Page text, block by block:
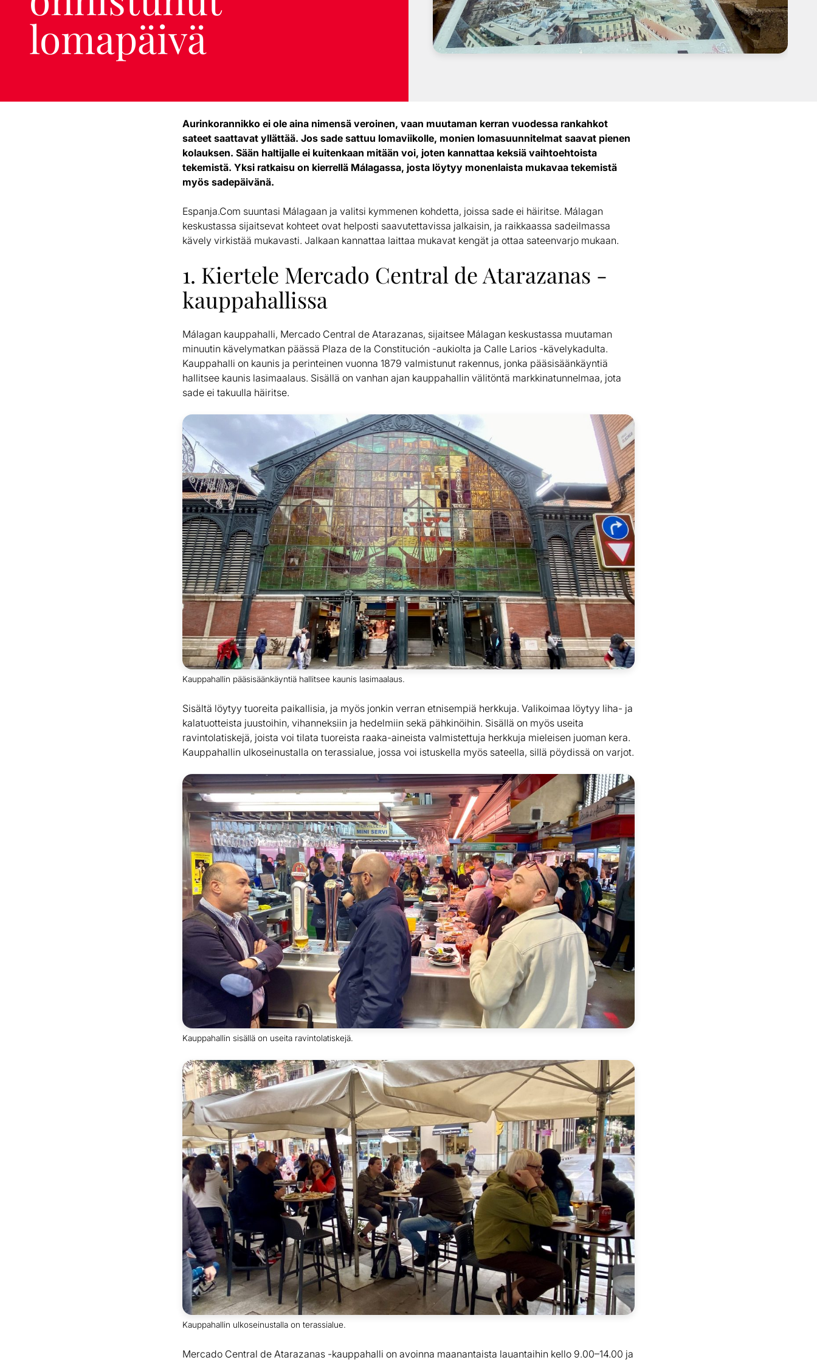
lomapäivä
Aurinkorannikko ei ole aina nimensä veroinen, vaan muutaman kerran vuodessa rankahkot
sateet saattavat yllättää. Jos sade sattuu lomaviikolle, monien lomasuunnitelmat saavat pienen
kolauksen. Sään haltijalle ei kuitenkaan mitään voi, joten kannattaa keksiä vaihtoehtoista
tekemistä. Yksi ratkaisu on kierrellä Málagassa, josta löytyy monenlaista mukavaa tekemistä
myös sadepäivänä.
Espanja.Com suuntasi Málagaan ja valitsi kymmenen kohdetta, joissa sade ei häiritse. Málagan
keskustassa sijaitsevat kohteet ovat helposti saavutettavissa jalkaisin, ja raikkaassa sadeilmassa
kävely virkistää mukavasti. Jalkaan kannattaa laittaa mukavat kengät ja ottaa sateenvarjo mukaan.
1. Kiertele Mercado Central de Atarazanas -
kauppahallissa
Málagan kauppahalli, Mercado Central de Atarazanas, sijaitsee Málagan keskustassa muutaman
minuutin kävelymatkan päässä Plaza de la Constitución -aukiolta ja Calle Larios -kävelykadulta.
Kauppahalli on kaunis ja perinteinen vuonna 1879 valmistunut rakennus, jonka pääsisäänkäyntiä
hallitsee kaunis lasimaalaus. Sisällä on vanhan ajan kauppahallin välitöntä markkinatunnelmaa, jota
sade ei takuulla häiritse.
Kauppahallin pääsisäänkäyntiä hallitsee kaunis lasimaalaus.
Sisältä löytyy tuoreita paikallisia, ja myös jonkin verran etnisempiä herkkuja. Valikoimaa löytyy liha- ja
kalatuotteista juustoihin, vihanneksiin ja hedelmiin sekä pähkinöihin. Sisällä on myös useita
ravintolatiskejä, joista voi tilata tuoreista raaka-aineista valmistettuja herkkuja mieleisen juoman kera.
Kauppahallin ulkoseinustalla on terassialue, jossa voi istuskella myös sateella, sillä pöydissä on varjot.
Kauppahallin sisällä on useita ravintolatiskejä.
Kauppahallin ulkoseinustalla on terassialue.
Mercado Central de Atarazanas -kauppahalli on avoinna maanantaista lauantaihin kello 9.00–14.00 ja